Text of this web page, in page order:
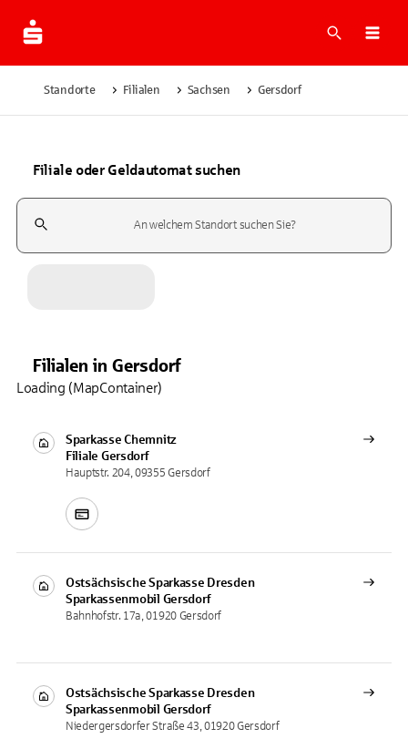
Suche
Standorte Filialen Sachsen Gersdorf
Filiale oder Geldautomat suchen
Suchfeld
Filialen in Gersdorf
Sparkasse Chemnitz
Filiale Gersdorf
Hauptstr. 204, 09355 Gersdorf
Ostsächsische Sparkasse Dresden
Sparkassenmobil Gersdorf
Bahnhofstr. 17a, 01920 Gersdorf
Ostsächsische Sparkasse Dresden
Sparkassenmobil Gersdorf
Niedergersdorfer Straße 43, 01920 Gersdorf
Loading (MapContainer)